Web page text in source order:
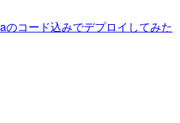
コード込みでデプロイしてみた